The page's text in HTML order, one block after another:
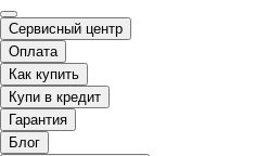
Сервисный центр
Оплата
Как купить
Купи в кредит
Гарантия
Блог